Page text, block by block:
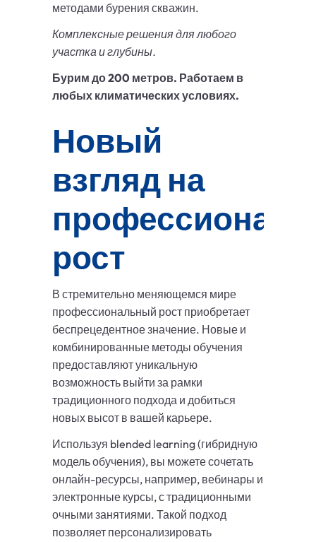
методами бурения скважин.
Комплексные решения для любого
участка и глубины.
Бурим до 200 метров. Работаем в
любых климатических условиях.
Новый
взгляд на
рост
В стремительно меняющемся мире
профессиональный рост приобретает
беспрецедентное значение. Новые и
комбинированные методы обучения
предоставляют уникальную
возможность выйти за рамки
традиционного подхода и добиться
новых высот в вашей карьере.
Используя blended learning (гибридную
модель обучения), вы можете сочетать
онлайн-ресурсы, например, вебинары и
электронные курсы, с традиционными
очными занятиями. Такой подход
позволяет персонализировать